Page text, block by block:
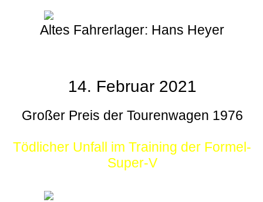
Altes Fahrerlager: Hans Heyer
14. Februar 2021
Großer Preis der Tourenwagen 1976
Tödlicher Unfall im Training der Formel-
Super-V